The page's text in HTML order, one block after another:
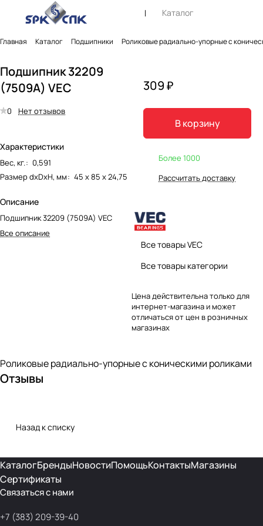
Каталог
Главная Каталог Подшипники Роликовые радиально-упорные с
Подшипник 32209
(7509A) VEC
0 Нет отзывов
Характеристики
Вес, кг.: 0,591
Размер dxDxH, мм: 45 х 85 х 24,75
Описание
Подшипник 32209 (7509A) VEC
Все описание
309 ₽
В корзину
Более 1000
Рассчитать доставку
Все товары VEC
Все товары категории
Цена действительна только для
интернет-магазина и может
отличаться от цен в розничных
магазинах
Роликовые радиально-упорные с коническими роликами
Отзывы
Назад к списку
КаталогБрендыНовостиПомощьКонтактыМагазины
Сертификаты
Связаться с нами
+7 (383) 209-39-40